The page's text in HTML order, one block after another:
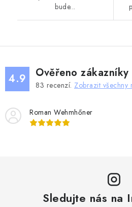
bude...
4.9 Ověřeno zákazníky
83 recenzí. Zobrazit všechny
Roman Wehmhőner
Sledujte nás na